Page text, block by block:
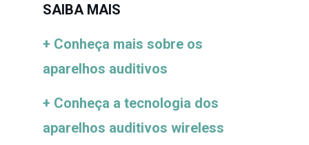
SAIBA MAIS
+ Conheça mais sobre os
aparelhos auditivos
+ Conheça a tecnologia dos
aparelhos auditivos wireless